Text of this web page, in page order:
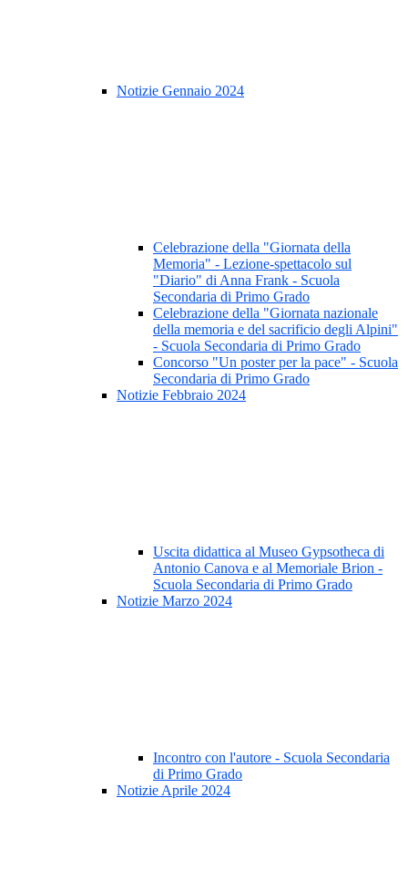
Notizie Gennaio 2024
Celebrazione della "Giornata della
Memoria" - Lezione-spettacolo sul
"Diario" di Anna Frank - Scuola
Secondaria di Primo Grado
Celebrazione della "Giornata nazionale
della memoria e del sacrificio degli Alpini"
- Scuola Secondaria di Primo Grado
Concorso "Un poster per la pace" - Scuola
Secondaria di Primo Grado
Notizie Febbraio 2024
Uscita didattica al Museo Gypsotheca di
Antonio Canova e al Memoriale Brion -
Scuola Secondaria di Primo Grado
Notizie Marzo 2024
Incontro con l'autore - Scuola Secondaria
di Primo Grado
Notizie Aprile 2024